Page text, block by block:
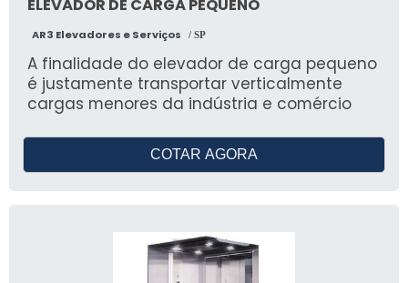
ELEVADOR DE CARGA PEQUENO
AR3 Elevadores e Serviços / SP
A finalidade do elevador de carga pequeno
é justamente transportar verticalmente
cargas menores da indústria e comércio
COTAR AGORA